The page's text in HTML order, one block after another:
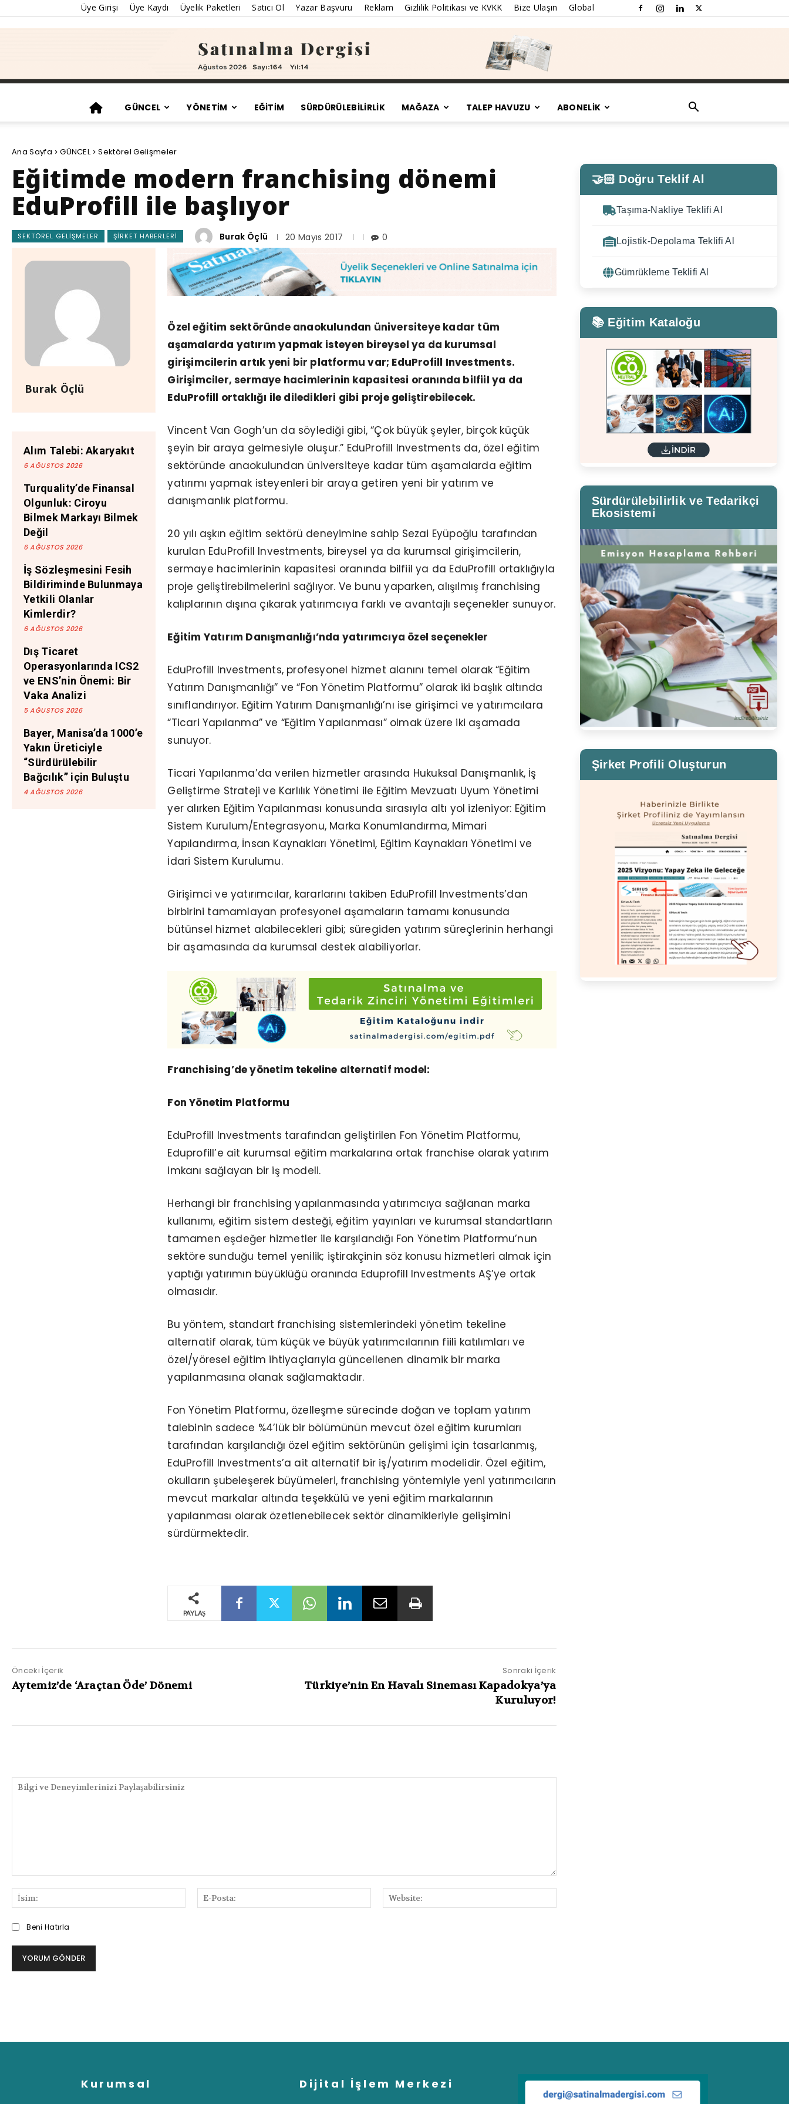
Üye Girişi Üye Kaydı Üyelik Paketleri Satıcı Ol Yazar Başvuru Reklam Gizlilik Politikası ve KVKK Bize Ulaşın Global
GÜNCEL YÖNETİM EĞİTİM SÜRDÜRÜLEBILIRLIK MAĞAZA TALEP HAVUZU ABONELİK
Ana Sayfa GÜNCEL Sektörel Gelişmeler
​Eğitimde modern franchising dönemi
EduProfill ile başlıyor
SEKTÖREL GELIŞMELER ŞIRKET HABERLERI Burak Öçlü 20 Mayıs 2017 0
Burak Öçlü
Alım Talebi: Akaryakıt
6 AĞUSTOS 2026
Turquality’de Finansal
Olgunluk: Ciroyu
Bilmek Markayı Bilmek
Değil
6 AĞUSTOS 2026
İş Sözleşmesini Fesih
Bildiriminde Bulunmaya
Yetkili Olanlar
Kimlerdir?
6 AĞUSTOS 2026
Dış Ticaret
Operasyonlarında ICS2
ve ENS’nin Önemi: Bir
Vaka Analizi
5 AĞUSTOS 2026
Bayer, Manisa’da 1000’e
Yakın Üreticiyle
“Sürdürülebilir
Bağcılık” için Buluştu
4 AĞUSTOS 2026
Özel eğitim sektöründe anaokulundan üniversiteye kadar tüm
aşamalarda yatırım yapmak isteyen bireysel ya da kurumsal
girişimcilerin artık yeni bir platformu var; EduProfill Investments.
Girişimciler, sermaye hacimlerinin kapasitesi oranında bilfiil ya da
EduProfill ortaklığı ile diledikleri gibi proje geliştirebilecek.
Vincent Van Gogh’un da söylediği gibi, “Çok büyük şeyler, birçok küçük
şeyin bir araya gelmesiyle oluşur.” EduProfill Investments da, özel eğitim
sektöründe anaokulundan üniversiteye kadar tüm aşamalarda eğitim
yatırımı yapmak isteyenleri bir araya getiren yeni bir yatırım ve
danışmanlık platformu.
20 yılı aşkın eğitim sektörü deneyimine sahip Sezai Eyüpoğlu tarafından
kurulan EduProfill Investments, bireysel ya da kurumsal girişimcilerin,
sermaye hacimlerinin kapasitesi oranında bilfiil ya da EduProfill ortaklığıyla
proje geliştirebilmelerini sağlıyor. Ve bunu yaparken, alışılmış franchising
kalıplarının dışına çıkarak yatırımcıya farklı ve avantajlı seçenekler sunuyor.
Eğitim Yatırım Danışmanlığı’nda yatırımcıya özel seçenekler
EduProfill Investments, profesyonel hizmet alanını temel olarak “Eğitim
Yatırım Danışmanlığı” ve “Fon Yönetim Platformu” olarak iki başlık altında
sınıflandırıyor. Eğitim Yatırım Danışmanlığı’nı ise girişimci ve yatırımcılara
“Ticari Yapılanma” ve “Eğitim Yapılanması” olmak üzere iki aşamada
sunuyor.
Ticari Yapılanma’da verilen hizmetler arasında Hukuksal Danışmanlık, İş
Geliştirme Strateji ve Karlılık Yönetimi ile Eğitim Mevzuatı Uyum Yönetimi
yer alırken Eğitim Yapılanması konusunda sırasıyla altı yol izleniyor: Eğitim
Sistem Kurulum/Entegrasyonu, Marka Konumlandırma, Mimari
Yapılandırma, İnsan Kaynakları Yönetimi, Eğitim Kaynakları Yönetimi ve
İdari Sistem Kurulumu.
Girişimci ve yatırımcılar, kararlarını takiben EduProfill Investments’dan
birbirini tamamlayan profesyonel aşamaların tamamı konusunda
bütünsel hizmet alabilecekleri gibi; süregiden yatırım süreçlerinin herhangi
bir aşamasında da kurumsal destek alabiliyorlar.
Franchising’de yönetim tekeline alternatif model:
Fon Yönetim Platformu
EduProfill Investments tarafından geliştirilen Fon Yönetim Platformu,
Eduprofill’e ait kurumsal eğitim markalarına ortak franchise olarak yatırım
imkanı sağlayan bir iş modeli.
Herhangi bir franchising yapılanmasında yatırımcıya sağlanan marka
kullanımı, eğitim sistem desteği, eğitim yayınları ve kurumsal standartların
tamamen eşdeğer hizmetler ile karşılandığı Fon Yönetim Platformu’nun
sektöre sunduğu temel yenilik; iştirakçinin söz konusu hizmetleri almak için
yaptığı yatırımın büyüklüğü oranında Eduprofill Investments AŞ’ye ortak
olmasıdır.
Bu yöntem, standart franchising sistemlerindeki yönetim tekeline
alternatif olarak, tüm küçük ve büyük yatırımcılarının fiili katılımları ve
özel/yöresel eğitim ihtiyaçlarıyla güncellenen dinamik bir marka
yapılanmasına olanak sağlamaktadır.
Fon Yönetim Platformu, özelleşme sürecinde doğan ve toplam yatırım
talebinin sadece %4’lük bir bölümünün mevcut özel eğitim kurumları
tarafından karşılandığı özel eğitim sektörünün gelişimi için tasarlanmış,
EduProfill Investments’a ait alternatif bir iş/yatırım modelidir. Özel eğitim,
okulların şubeleşerek büyümeleri, franchising yöntemiyle yeni yatırımcıların
mevcut markalar altında teşekkülü ve yeni eğitim markalarının
yapılanması olarak özetlenebilecek sektör dinamikleriyle gelişimini
sürdürmektedir.
PAYLAŞ
Önceki İçerik
Aytemiz’de ‘Araçtan Öde’ Dönemi
Sonraki İçerik
Türkiye’nin En Havalı Sineması Kapadokya’ya
Kuruluyor!
ve
Deneyimlerinizi
İsim:
Posta:
Beni Hatırla
🤝🏻 Doğru Teklif Al
Taşıma-Nakliye Teklifi Al
Lojistik-Depolama Teklifi Al
Gümrükleme Teklifi Al
📚 Eğitim Kataloğu
Sürdürülebilirlik ve Tedarikçi
Ekosistemi
Şirket Profili Oluşturun
Kurumsal Dijital İşlem Merkezi